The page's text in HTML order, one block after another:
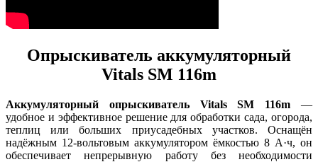
Опрыскиватель аккумуляторный
Vitals SM 116m
Аккумуляторный опрыскиватель Vitals SM 116m —
удобное и эффективное решение для обработки сада, огорода,
теплиц или больших приусадебных участков. Оснащён
надёжным 12-вольтовым аккумулятором ёмкостью 8 А·ч, он
обеспечивает непрерывную работу без необходимости